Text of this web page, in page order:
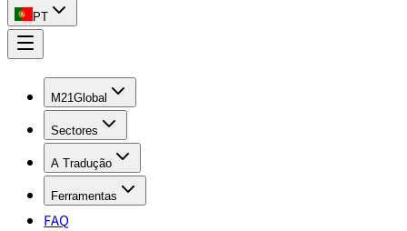
PT
M21Global
Sectores
A Tradução
Ferramentas
FAQ